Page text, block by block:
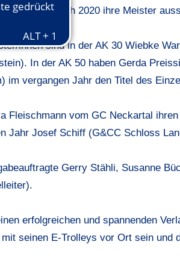
auch 2020 ihre Meister
innen sind in der AK 30 Wiebke
In der AK 50 haben Gerda
im vergangen Jahr den Titel des
Fleischmann vom GC Neckartal
Jahr Josef Schiff (G&CC Schloss
Gerry Stähli, Susanne
erfolgreichen und spannenden
seinen E-Trolleys vor Ort sein und